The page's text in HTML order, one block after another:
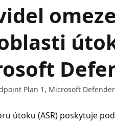
Plan 1, Microsoft
útoku (ASR) poskytuje